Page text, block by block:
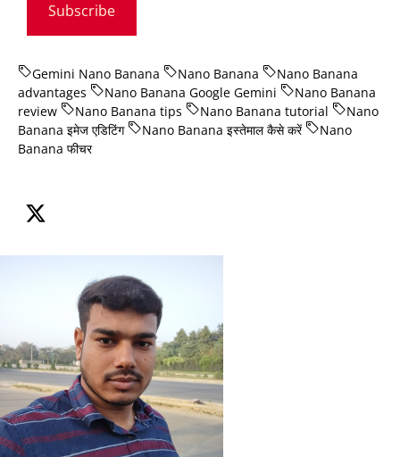
Subscribe
Gemini Nano Banana Nano Banana
Nano Banana
advantages
Nano Banana Google Gemini
Nano Banana
review
Nano Banana tips Nano Banana tutorial
Nano
Banana इमेज एडिटिंग
Nano Banana इस्तेमाल कैसे करें
Nano
Banana फीचर